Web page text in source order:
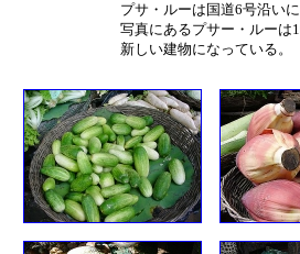
プサ・ルーは国道6号沿い
写真にあるプサー・ルーは
新しい建物になっている。